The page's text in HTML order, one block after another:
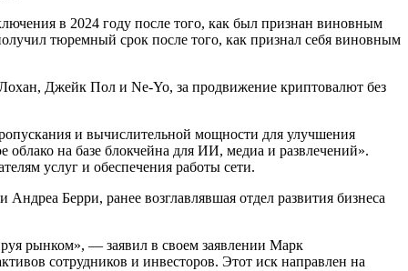
в 2024 году после того, как был признан виновным
тюремный срок после того, как признал себя виновным
Джейк Пол и Ne-Yo, за продвижение криптовалют без
и вычислительной мощности для улучшения
облако на базе блокчейна для ИИ, медиа и развлечений».
услуг и обеспечения работы сети.
Берри, ранее возглавлявшая отдел развития бизнеса
рынком», — заявил в своем заявлении Марк
сотрудников и инвесторов. Этот иск направлен на